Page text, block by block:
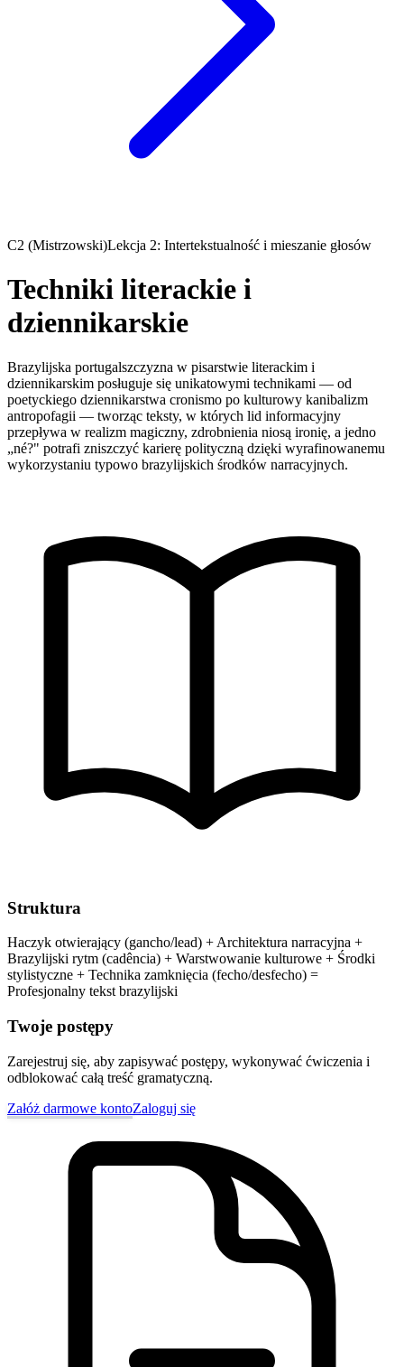
C2 (Mistrzowski)Lekcja 2: Intertekstualność i mieszanie głosów
Techniki literackie i
dziennikarskie
Brazylijska portugalszczyzna w pisarstwie literackim i
dziennikarskim posługuje się unikatowymi technikami — od
poetyckiego dziennikarstwa cronismo po kulturowy kanibalizm
antropofagii — tworząc teksty, w których lid informacyjny
przepływa w realizm magiczny, zdrobnienia niosą ironię, a jedno
„né?" potrafi zniszczyć karierę polityczną dzięki wyrafinowanemu
wykorzystaniu typowo brazylijskich środków narracyjnych.
Struktura
Haczyk otwierający (gancho/lead) + Architektura narracyjna +
Brazylijski rytm (cadência) + Warstwowanie kulturowe + Środki
stylistyczne + Technika zamknięcia (fecho/desfecho) =
Profesjonalny tekst brazylijski
Twoje postępy
Zarejestruj się, aby zapisywać postępy, wykonywać ćwiczenia i
odblokować całą treść gramatyczną.
Załóż darmowe kontoZaloguj się